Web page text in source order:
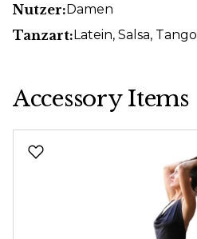
Nutzer:Damen
Tanzart:Latein, Salsa, Tango
Accessory Items